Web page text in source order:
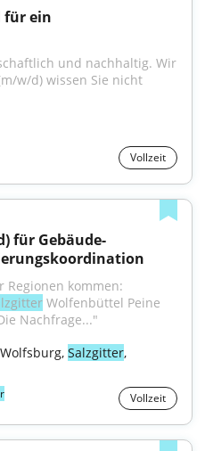
ein
und nachhaltig. Wir
w/d) wissen Sie nicht
Vollzeit
für Gebäude-
Regionen kommen:
Wolfenbüttel Peine
Nachfrage..."
Salzgitter,
Vollzeit